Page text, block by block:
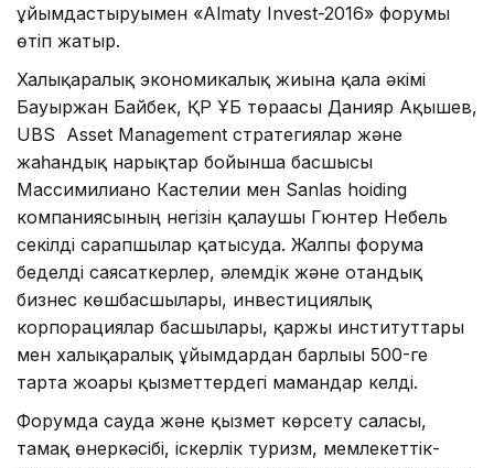
ұйымдастыруымен «Almaty Іnvest-2016» форумы
өтіп жатыр.
Халықаралық экономикалық жиынға қала әкімі
Бауыржан Байбек, ҚР ҰБ төрағасы Данияр Ақышев,
UBS Asset Management стратегиялар және
жаһандық нарықтар бойынша басшысы
Массимилиано Кастелии мен Sanlas hoiding
компаниясының негізін қалаушы Гюнтер Небель
секілді сарапшылар қатысуда. Жалпы форумға
беделді саясаткерлер, әлемдік және отандық
бизнес көшбасшылары, инвестициялық
корпорациялар басшылары, қаржы институттары
мен халықаралық ұйымдардан барлығы 500-ге
тарта жоғарғы қызметтердегі мамандар келді.
Форумда сауда және қызмет көрсету саласы,
тамақ өнеркәсібі, іскерлік туризм, мемлекеттік-